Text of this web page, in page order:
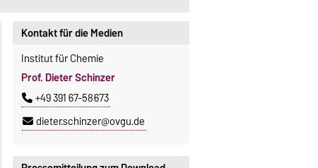
Kontakt für die Medien
Institut für Chemie
Prof. Dieter Schinzer
+49 391 67-58673
dieter.schinzer@ovgu.de